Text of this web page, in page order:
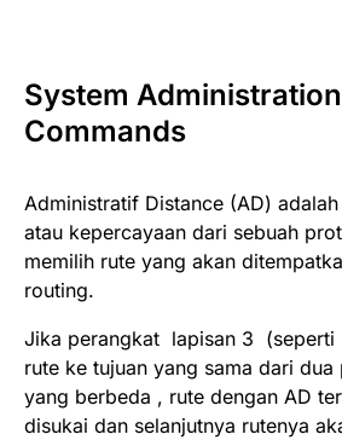
System
Commands
Administratif Distance (AD)
atau kepercayaan dari sebuah
memilih rute yang akan
routing.
Jika perangkat lapisan 3 (seperti
rute ke tujuan yang sama dari
yang berbeda , rute dengan AD
disukai dan selanjutnya rutenya